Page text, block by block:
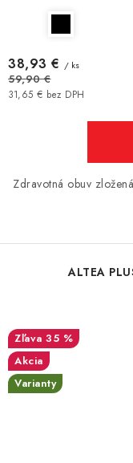
31,65 € bez DPH
38,93 € / ks
59,90 €
Zdravotná obuv
ALTEA
35 %
Akcia
Varianty